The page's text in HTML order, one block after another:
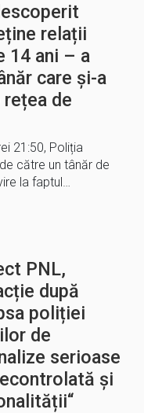
relații
14 ani – a
care și-a
de
21:50, Poliția
către un tânăr de
la faptul…
PNL,
după
poliției
de
serioase
și